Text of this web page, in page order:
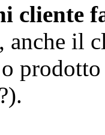
fa
, anche il